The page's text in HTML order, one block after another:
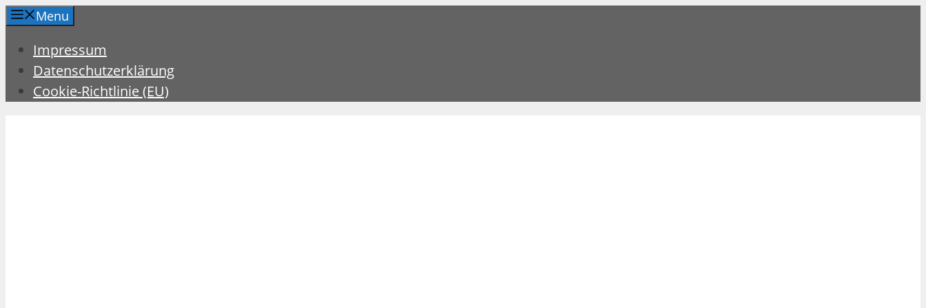
Zum
springen
Menu
Impressum
Datenschutzerklärung
Cookie-Richtlinie (EU)